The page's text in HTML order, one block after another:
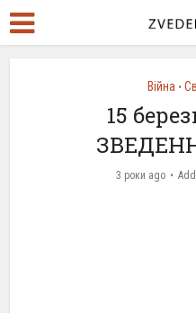
Війна •
15
3 роки ago